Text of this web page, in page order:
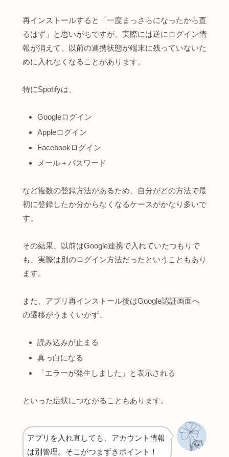
再インストールすると「一度まっさらになったから直
るはず」と思いがちですが、実際には逆にログイン情
報が消えて、以前の連携状態が端末に残っていないた
めに入れなくなることがあります。
特にSpotifyは、
Googleログイン
Appleログイン
Facebookログイン
メール＋パスワード
など複数の登録方法があるため、自分がどの方法で最
初に登録したか分からなくなるケースがかなり多いで
す。
その結果、以前はGoogle連携で入れていたつもりで
も、実際は別のログイン方法だったということもあり
ます。
また、アプリ再インストール後はGoogle認証画面へ
の遷移がうまくいかず、
読み込みが止まる
真っ白になる
「エラーが発生しました」と表示される
といった症状につながることもあります。
アプリを入れ直しても、アカウント情報
は別管理。そこがつまずきポイント！